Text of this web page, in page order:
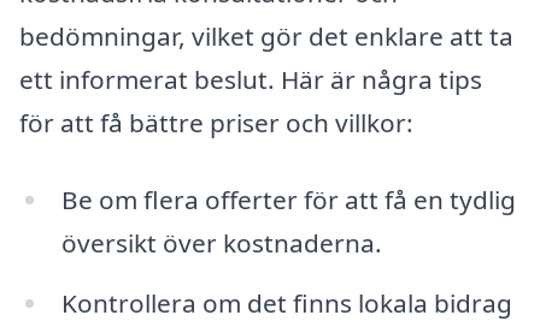
bedömningar, vilket gör det enklare att ta
ett informerat beslut. Här är några tips
för att få bättre priser och villkor:
Be om flera offerter för att få en tydlig
översikt över kostnaderna.
Kontrollera om det finns lokala bidrag